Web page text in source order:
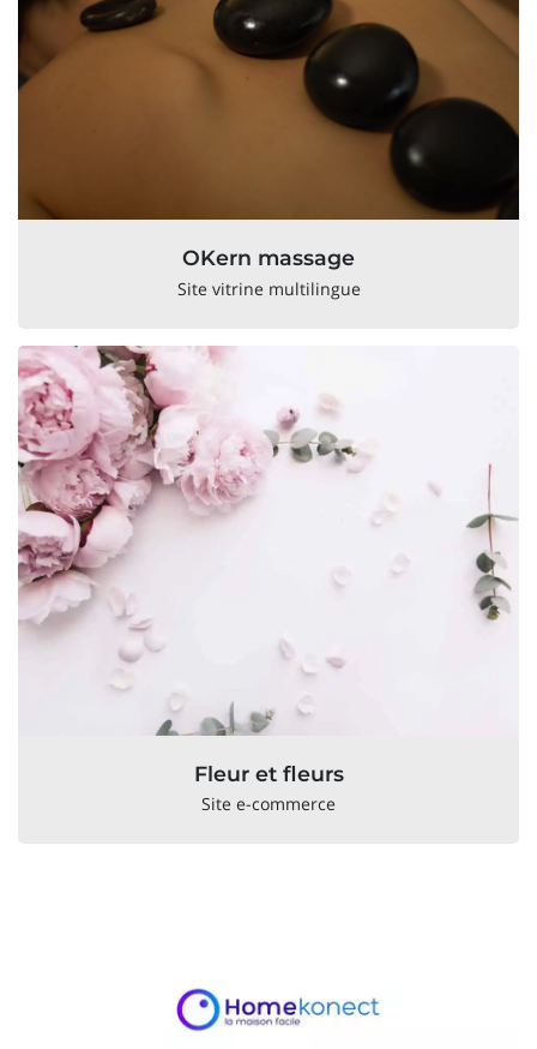
OKern massage
Site vitrine multilingue
Fleur et fleurs
Site e-commerce